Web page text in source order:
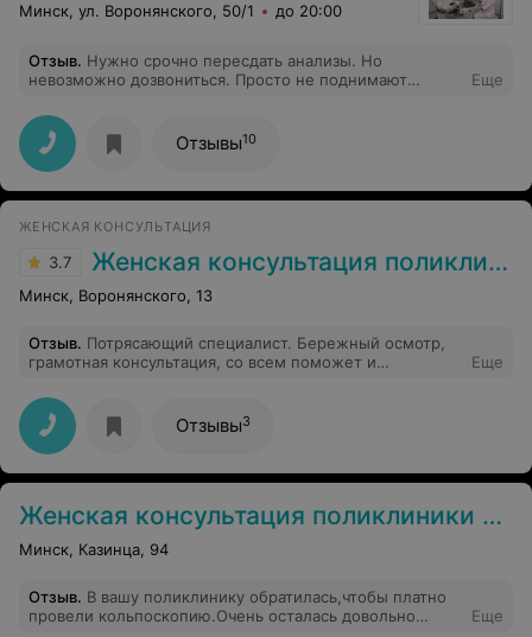
Минск, ул. Воронянского, 50/1 до 20:00
Отзыв. Нужно срочно пересдать анализы. Но
невозможно дозвониться. Просто не поднимают
Еще
Отзывы10
ЖЕНСКАЯ КОНСУЛЬТАЦИЯ
3.7 Женская консультация поликлиники №3
Минск, Воронянского, 13
Отзыв. Потрясающий специалист. Бережный осмотр,
грамотная консультация, со всем поможет и
беременность (на платной основе). Ни разу не было
сомнений в ее компетентности. Тысячи
рекомендаций!
Еще
Отзывы3
Женская консультация поликлиники №29
Минск, Казинца, 94
Отзыв. В вашу поликлинику обратилась,чтобы платно
провели кольпоскопию.Очень осталась довольно
Еще